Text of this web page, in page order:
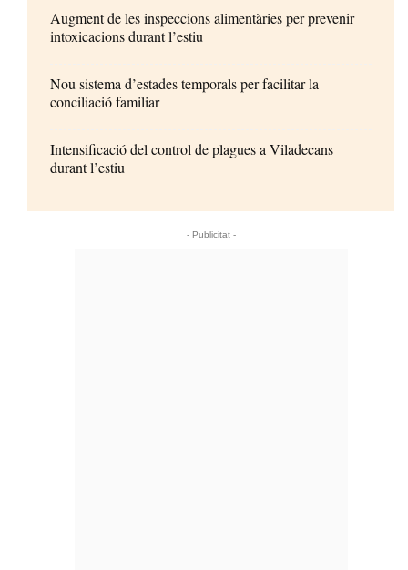
Augment de les inspeccions alimentàries per prevenir
intoxicacions durant l’estiu
Nou sistema d’estades temporals per facilitar la
conciliació familiar
Intensificació del control de plagues a Viladecans
durant l’estiu
- Publicitat -